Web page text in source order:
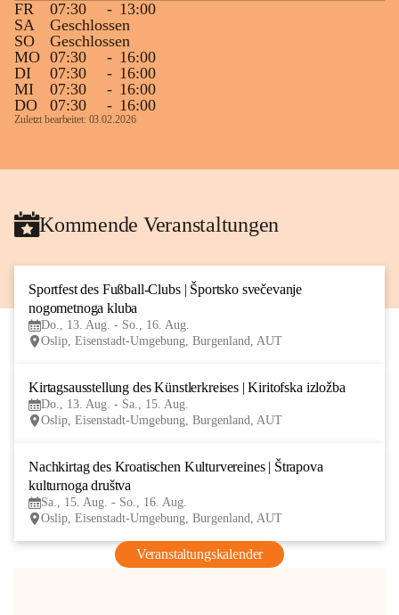
FR
07:30 - 13:00
SA
Geschlossen
SO
Geschlossen
MO 07:30 - 16:00
DI
07:30 - 16:00
MI
07:30 - 16:00
DO
07:30 - 16:00
Zuletzt bearbeitet: 03.02.2026
Kommende Veranstaltungen
Sportfest des Fußball-Clubs | Športsko svečevanje
nogometnoga kluba
Do., 13. Aug. - So., 16. Aug.
Oslip, Eisenstadt-Umgebung, Burgenland, AUT
Kirtagsausstellung des Künstlerkreises | Kiritofska izložba
Do., 13. Aug. - Sa., 15. Aug.
Oslip, Eisenstadt-Umgebung, Burgenland, AUT
Nachkirtag des Kroatischen Kulturvereines | Štrapova
kulturnoga društva
Sa., 15. Aug. - So., 16. Aug.
Oslip, Eisenstadt-Umgebung, Burgenland, AUT
Veranstaltungskalender